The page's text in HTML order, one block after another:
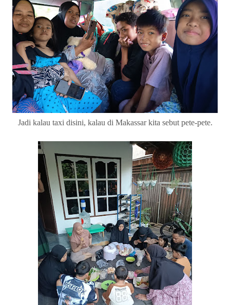
Jadi kalau taxi disini, kalau di Makassar kita sebut pete-pete.